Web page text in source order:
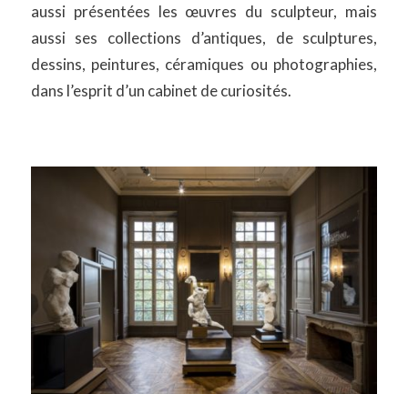
aussi présentées les œuvres du sculpteur, mais
aussi ses collections d’antiques, de sculptures,
dessins, peintures, céramiques ou photographies,
dans l’esprit d’un cabinet de curiosités.